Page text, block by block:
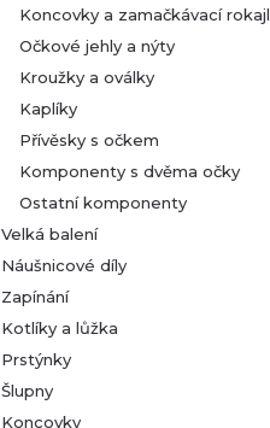
Koncovky a zamačkávací rokajl
Očkové jehly a nýty
Kroužky a oválky
Kaplíky
Přívěsky s očkem
Komponenty s dvěma očky
Ostatní komponenty
Velká balení
Náušnicové díly
Zapínání
Kotlíky a lůžka
Prstýnky
Šlupny
Koncovky